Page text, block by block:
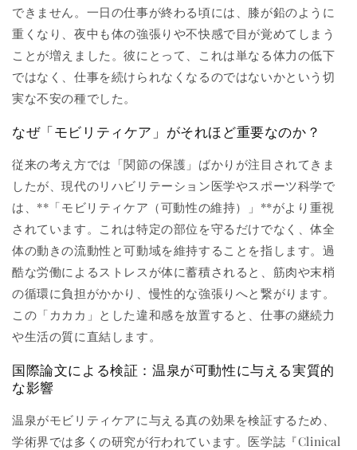
できません。一日の仕事が終わる頃には、膝が鉛のように
重くなり、夜中も体の強張りや不快感で目が覚めてしまう
ことが増えました。彼にとって、これは単なる体力の低下
ではなく、仕事を続けられなくなるのではないかという切
実な不安の種でした。
なぜ「モビリティケア」がそれほど重要なのか？
従来の考え方では「関節の保護」ばかりが注目されてきま
したが、現代のリハビリテーション医学やスポーツ科学で
は、**「モビリティケア（可動性の維持）」**がより重視
されています。これは特定の部位を守るだけでなく、体全
体の動きの流動性と可動域を維持することを指します。過
酷な労働によるストレスが体に蓄積されると、筋肉や末梢
の循環に負担がかかり、慢性的な強張りへと繋がります。
この「カカカ」とした違和感を放置すると、仕事の継続力
や生活の質に直結します。
国際論文による検証：温泉が可動性に与える実質的
な影響
温泉がモビリティケアに与える真の効果を検証するため、
学術界では多くの研究が行われています。医学誌『Clinical